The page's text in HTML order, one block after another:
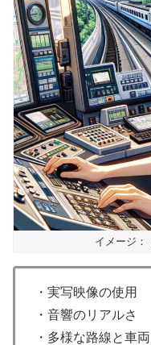
イメージ：
・実写映像の使用
・音響のリアルさ
・多様な路線と車両